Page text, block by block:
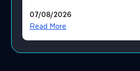
โดยตรง
07/08/2026
Read More